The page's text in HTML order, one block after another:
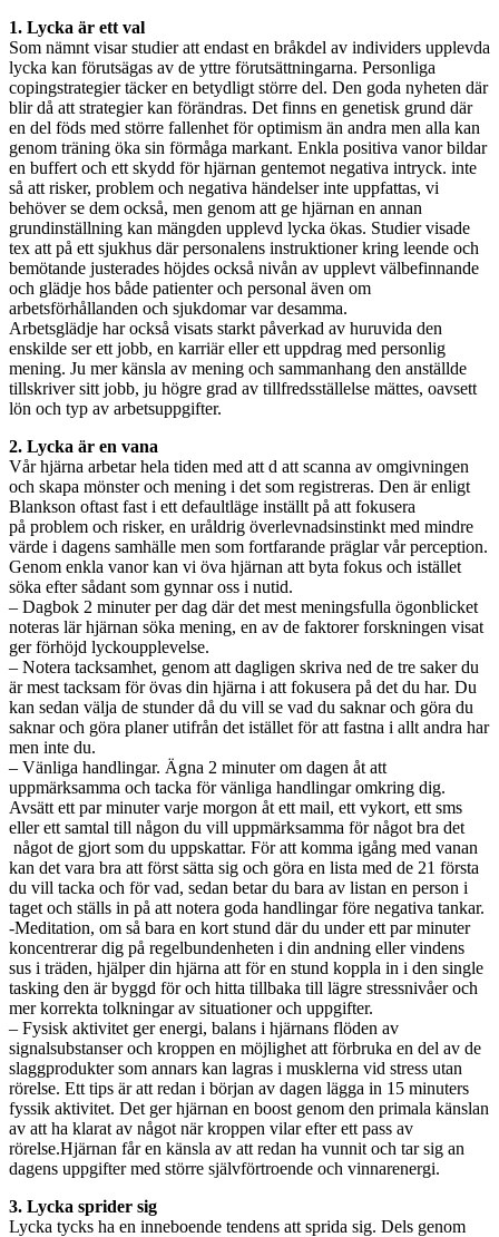
1. Lycka är ett val
Som nämnt visar studier att endast en bråkdel av individers upplevda
lycka kan förutsägas av de yttre förutsättningarna. Personliga
copingstrategier täcker en betydligt större del. Den goda nyheten där
blir då att strategier kan förändras. Det finns en genetisk grund där
en del föds med större fallenhet för optimism än andra men alla kan
genom träning öka sin förmåga markant. Enkla positiva vanor bildar
en buffert och ett skydd för hjärnan gentemot negativa intryck. inte
så att risker, problem och negativa händelser inte uppfattas, vi
behöver se dem också, men genom att ge hjärnan en annan
grundinställning kan mängden upplevd lycka ökas. Studier visade
tex att på ett sjukhus där personalens instruktioner kring leende och
bemötande justerades höjdes också nivån av upplevt välbefinnande
och glädje hos både patienter och personal även om
arbetsförhållanden och sjukdomar var desamma.
Arbetsglädje har också visats starkt påverkad av huruvida den
enskilde ser ett jobb, en karriär eller ett uppdrag med personlig
mening. Ju mer känsla av mening och sammanhang den anställde
tillskriver sitt jobb, ju högre grad av tillfredsställelse mättes, oavsett
lön och typ av arbetsuppgifter.
2. Lycka är en vana
Vår hjärna arbetar hela tiden med att d att scanna av omgivningen
och skapa mönster och mening i det som registreras. Den är enligt
Blankson oftast fast i ett defaultläge inställt på att fokusera
på problem och risker, en uråldrig överlevnadsinstinkt med mindre
värde i dagens samhälle men som fortfarande präglar vår perception.
Genom enkla vanor kan vi öva hjärnan att byta fokus och istället
söka efter sådant som gynnar oss i nutid.
– Dagbok 2 minuter per dag där det mest meningsfulla ögonblicket
noteras lär hjärnan söka mening, en av de faktorer forskningen visat
ger förhöjd lyckoupplevelse.
– Notera tacksamhet, genom att dagligen skriva ned de tre saker du
är mest tacksam för övas din hjärna i att fokusera på det du har. Du
kan sedan välja de stunder då du vill se vad du saknar och göra du
saknar och göra planer utifrån det istället för att fastna i allt andra har
men inte du.
– Vänliga handlingar. Ägna 2 minuter om dagen åt att
uppmärksamma och tacka för vänliga handlingar omkring dig.
Avsätt ett par minuter varje morgon åt ett mail, ett vykort, ett sms
eller ett samtal till någon du vill uppmärksamma för något bra det
något de gjort som du uppskattar. För att komma igång med vanan
kan det vara bra att först sätta sig och göra en lista med de 21 första
du vill tacka och för vad, sedan betar du bara av listan en person i
taget och ställs in på att notera goda handlingar före negativa tankar.
-Meditation, om så bara en kort stund där du under ett par minuter
koncentrerar dig på regelbundenheten i din andning eller vindens
sus i träden, hjälper din hjärna att för en stund koppla in i den single
tasking den är byggd för och hitta tillbaka till lägre stressnivåer och
mer korrekta tolkningar av situationer och uppgifter.
– Fysisk aktivitet ger energi, balans i hjärnans flöden av
signalsubstanser och kroppen en möjlighet att förbruka en del av de
slaggprodukter som annars kan lagras i musklerna vid stress utan
rörelse. Ett tips är att redan i början av dagen lägga in 15 minuters
fyssik aktivitet. Det ger hjärnan en boost genom den primala känslan
av att ha klarat av något när kroppen vilar efter ett pass av
rörelse.Hjärnan får en känsla av att redan ha vunnit och tar sig an
dagens uppgifter med större självförtroende och vinnarenergi.
3. Lycka sprider sig
Lycka tycks ha en inneboende tendens att sprida sig. Dels genom